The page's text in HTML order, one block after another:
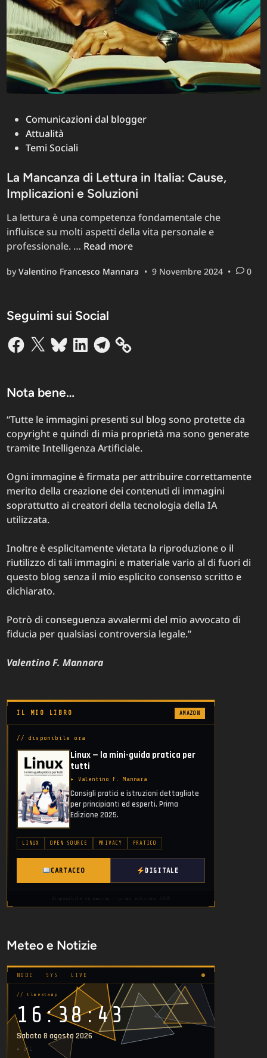
PostedComunicazioni dal blogger
Attualità
Temi Sociali
La Mancanza di Lettura in Italia: Cause,
Implicazioni e Soluzioni
La lettura è una competenza fondamentale che
influisce su molti aspetti della vita personale e
professionale. … La
di
Italia:
Implicazioni
Read more
byValentino Francesco Mannara • 9 Novembre 2024 • 0
Seguimi sui Social
Facebook
X BlueskyLinkedInTelegram
Nota bene…
“Tutte le immagini presenti sul blog sono protette da
copyright e quindi di mia proprietà ma sono generate
tramite Intelligenza Artificiale.
Ogni immagine è firmata per attribuire correttamente
merito della creazione dei contenuti di immagini
soprattutto ai creatori della tecnologia della IA
utilizzata.
Inoltre è esplicitamente vietata la riproduzione o il
riutilizzo di tali immagini e materiale vario al di fuori di
questo blog senza il mio esplicito consenso scritto e
dichiarato.
Potrò di conseguenza avvalermi del mio avvocato di
fiducia per qualsiasi controversia legale.”
Valentino F. Mannara
IL MIO LIBRO AMAZON
// disponibile ora
Linux — la mini-guida pratica per
tutti
▸ Valentino F. Mannara
Consigli pratici e istruzioni dettagliate
per principianti ed esperti. Prima
Edizione 2025.
LINUX OPEN SOURCE PRIVACY PRATICO
CARTACEO DIGITALE
Meteo e Notizie
NODE · SYS · LIVE
// timestamp
16:38:43
Sabato 8 agosto 2026
▸ UTC